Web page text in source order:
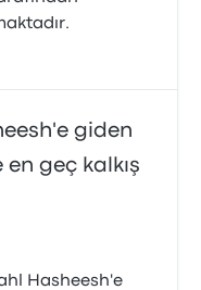
giden
geç kalkış
Hasheesh'e